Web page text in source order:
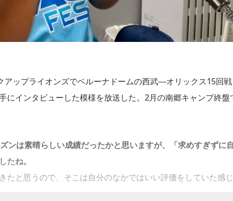
組をラジコで聴く
」』11時30分～11時55分
で初めてクリスマスソングのピアノ弾き語りを披露します。
組をラジコで聴く
アップライオンズでベルーナドームの西武―オリックス15回戦
にインタビューした模様を放送した。2月の南郷キャンプ終盤
は素晴らしい成績だったかと思いますが、「求めすぎずに自
たね。
たと思うので、そこは自分のなかではいい評価をしていた感じ